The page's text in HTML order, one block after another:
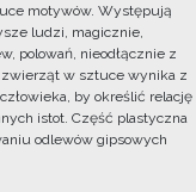
motywów. Występują
ludzi, magicznie,
polowań, nieodłącznie z
zwierząt w sztuce wynika z
by określić relację
istot. Część plastyczna
odlewów gipsowych